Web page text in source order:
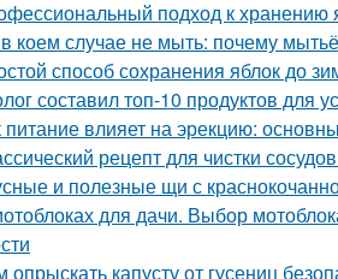
подход к хранению
коем случае не мыть: почему
способ сохранения яблок до
составил топ-10 продуктов для
питание влияет на эрекцию:
рецепт для чистки
и полезные щи с
для дачи. Выбор
опрыскать капусту от гусениц